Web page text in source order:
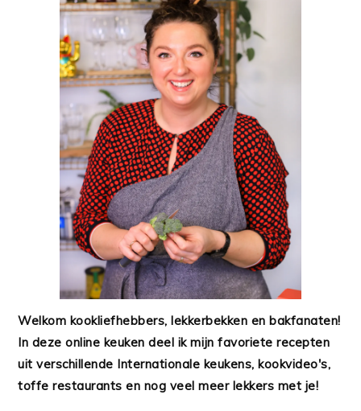
Welkom kookliefhebbers, lekkerbekken en bakfanaten!
In deze online keuken deel ik mijn favoriete recepten
uit verschillende Internationale keukens, kookvideo's,
toffe restaurants en nog veel meer lekkers met je!